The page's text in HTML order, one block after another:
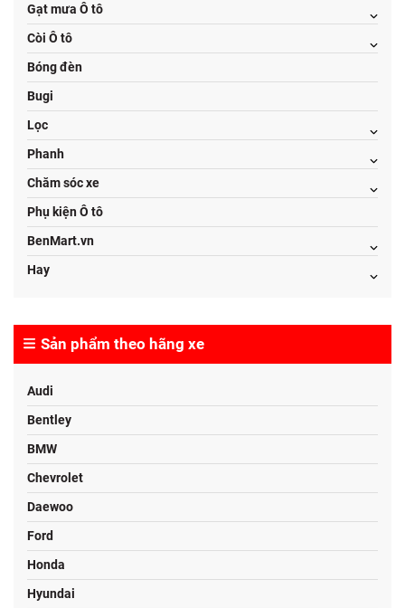
Gạt mưa Ô tô
Còi Ô tô
Bóng đèn
Bugi
Lọc
Phanh
Chăm sóc xe
Phụ kiện Ô tô
BenMart.vn
Hay
Sản phẩm theo hãng xe
Audi
Bentley
BMW
Chevrolet
Daewoo
Ford
Honda
Hyundai